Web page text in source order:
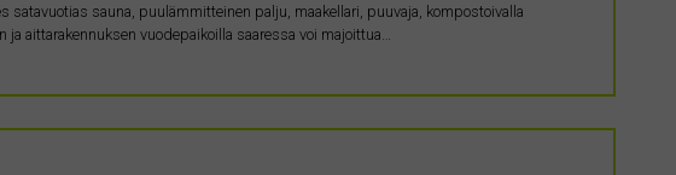
satavuotias sauna, puulämmitteinen palju, maakellari, puuvaja, kompostoivalla
aittarakennuksen vuodepaikoilla saaressa voi majoittua…